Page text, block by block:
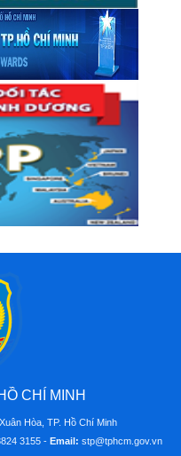
CHÍ MINH
Hòa, TP. Hồ Chí Minh
3155 - Email: stp@tphcm.gov.vn